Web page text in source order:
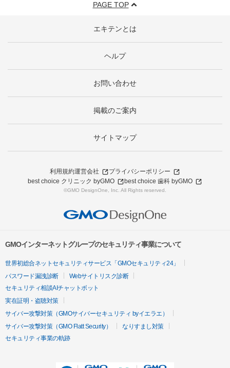
PAGE TOP
エキテンとは
ヘルプ
お問い合わせ
掲載のご案内
サイトマップ
利用規約運営会社
プライバシーポリシー
best choice クリニック byGMO
best choice 歯科 byGMO
©GMO DesignOne, Inc. All Rights reserved.
GMOインターネットグループのセキュリティ事業について
世界初総合ネットセキュリティサービス「GMOセキュリティ24」
パスワード漏洩診断
Webサイトリスク診断
セキュリティ相談AIチャットボット
実在証明・盗聴対策
サイバー攻撃対策（GMOサイバーセキュリティ byイエラエ）
サイバー攻撃対策（GMO Flatt Security）
なりすまし対策
セキュリティ事業の軌跡